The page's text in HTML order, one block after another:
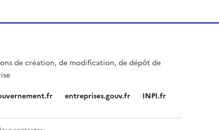
de création, de modification, de dépôt de
entreprises.gouv.fr INPI.fr